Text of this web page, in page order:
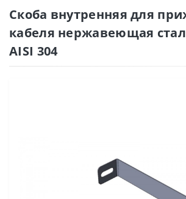
Скоба внутренняя для
кабеля нержавеющая
AISI 304